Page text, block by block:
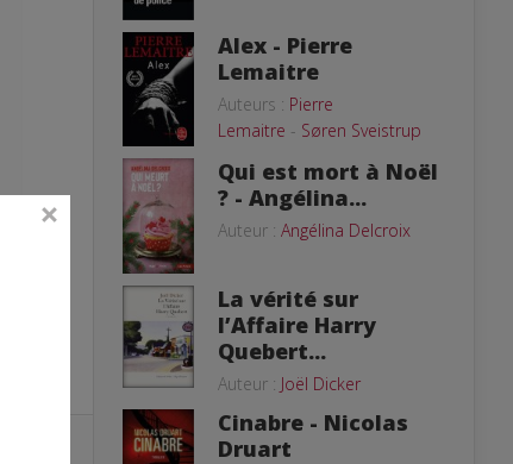
Alex - Pierre
Lemaitre
Auteurs : Pierre
Lemaitre - Søren Sveistrup
Qui est mort à Noël
? - Angélina...
Auteur : Angélina Delcroix
La vérité sur
l’Affaire Harry
Quebert...
Auteur : Joël Dicker
Cinabre - Nicolas
Druart